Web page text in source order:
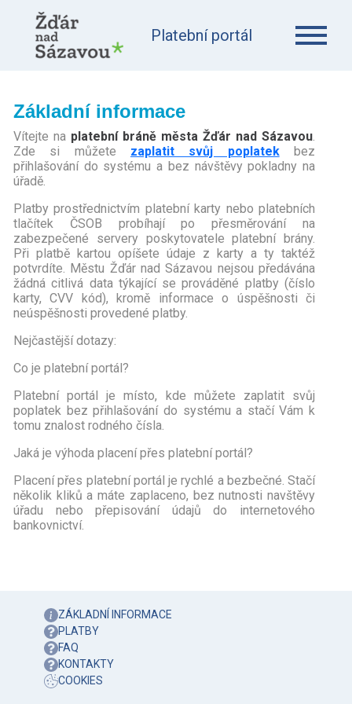
Platební portál
Základní informace
Vítejte na platební bráně města Žďár nad Sázavou.
Zde si můžete zaplatit svůj poplatekbez
přihlašování do systému a bez návštěvy pokladny na
úřadě.
Platby prostřednictvím platební karty nebo platebních
tlačítek ČSOB probíhají po přesměrování na
zabezpečené servery poskytovatele platební brány.
Při platbě kartou opíšete údaje z karty a ty taktéž
potvrdíte. Městu Žďár nad Sázavou nejsou předávána
žádná citlivá data týkající se prováděné platby (číslo
karty, CVV kód), kromě informace o úspěšnosti či
neúspěšnosti provedené platby.
Nejčastější dotazy:
Co je platební portál?
Platební portál je místo, kde můžete zaplatit svůj
poplatek bez přihlašování do systému a stačí Vám k
tomu znalost rodného čísla.
Jaká je výhoda placení přes platební portál?
Placení přes platební portál je rychlé a bezbečné. Stačí
několik kliků a máte zaplaceno, bez nutnosti navštěvy
úřadu nebo přepisování údajů do internetového
bankovnictví.
ZÁKLADNÍ INFORMACE
PLATBY
FAQ
KONTAKTY
COOKIES